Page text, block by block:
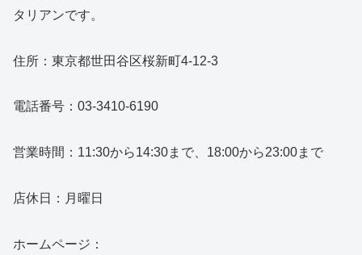
タリアンです。
住所：東京都世田谷区桜新町4-12-3
電話番号：03-3410-6190
営業時間：11:30から14:30まで、18:00から23:00まで
店休日：月曜日
ホームページ：